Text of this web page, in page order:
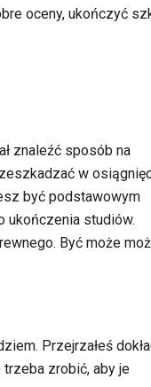
oceny, ukończyć
znaleźć sposób na
w
być podstawowym
ukończenia studiów.
Być może
Przejrzałeś
zrobić, aby je